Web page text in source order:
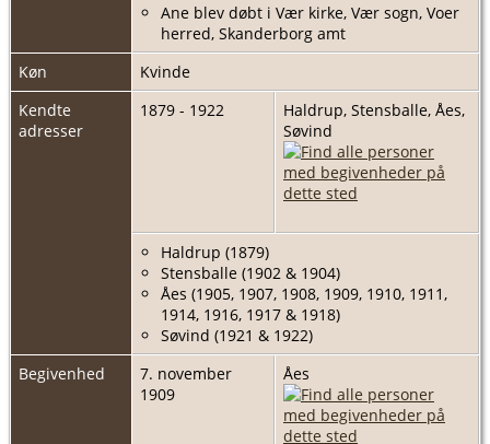
Ane blev døbt i Vær kirke, Vær sogn, Voer
herred, Skanderborg amt
Køn
Kvinde
Kendte
adresser
1879 - 1922
Haldrup, Stensballe, Åes,
Søvind
Haldrup (1879)
Stensballe (1902 & 1904)
Åes (1905, 1907, 1908, 1909, 1910, 1911,
1914, 1916, 1917 & 1918)
Søvind (1921 & 1922)
Begivenhed
7. november
1909
Åes